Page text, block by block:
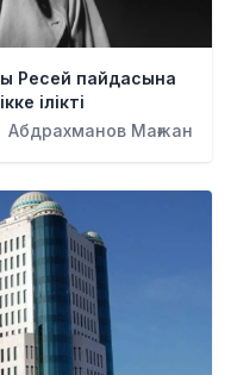
Ресей пайдасына
ілікті
Абдрахманов Мағжан